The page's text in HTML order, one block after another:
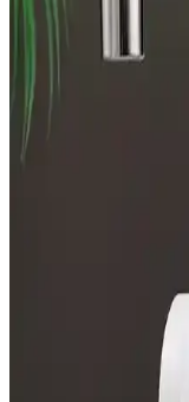
10 İşlevli Çok
Kullanım
Gelişen mutfak
zamandan ve
Özel
Airfryer Seçim
Özel gereksinimli
airfryer modelleri
güvenlik sağlar,
Dökme Demir
Temizlik ve